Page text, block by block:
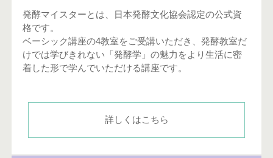
発酵マイスターとは、日本発酵文化協会認定の公式資
格です。
ベーシック講座の4教室をご受講いただき、発酵教室だ
けでは学びきれない「発酵学」の魅力をより生活に密
着した形で学んでいただける講座です。
詳しくはこちら